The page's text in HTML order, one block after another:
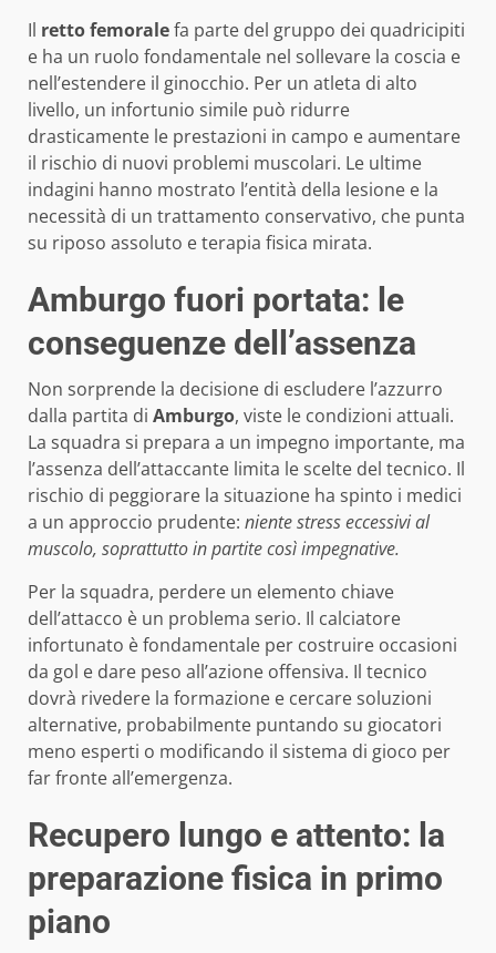
Il retto femoralefa parte del gruppo dei quadricipiti
e ha un ruolo fondamentale nel sollevare la coscia e
nell’estendere il ginocchio. Per un atleta di alto
livello, un infortunio simile può ridurre
drasticamente le prestazioni in campo e aumentare
il rischio di nuovi problemi muscolari. Le ultime
indagini hanno mostrato l’entità della lesione e la
necessità di un trattamento conservativo, che punta
su riposo assoluto e terapia fisica mirata.
Amburgo fuori portata: le
conseguenze dell’assenza
Non sorprende la decisione di escludere l’azzurro
dalla partita di Amburgo, viste le condizioni attuali.
La squadra si prepara a un impegno importante, ma
l’assenza dell’attaccante limita le scelte del tecnico. Il
rischio di peggiorare la situazione ha spinto i medici
a un approccio prudente: niente stress eccessivi al
muscolo, soprattutto in partite così impegnative.
Per la squadra, perdere un elemento chiave
dell’attacco è un problema serio. Il calciatore
infortunato è fondamentale per costruire occasioni
da gol e dare peso all’azione offensiva. Il tecnico
dovrà rivedere la formazione e cercare soluzioni
alternative, probabilmente puntando su giocatori
meno esperti o modificando il sistema di gioco per
far fronte all’emergenza.
Recupero lungo e attento: la
preparazione fisica in primo
piano